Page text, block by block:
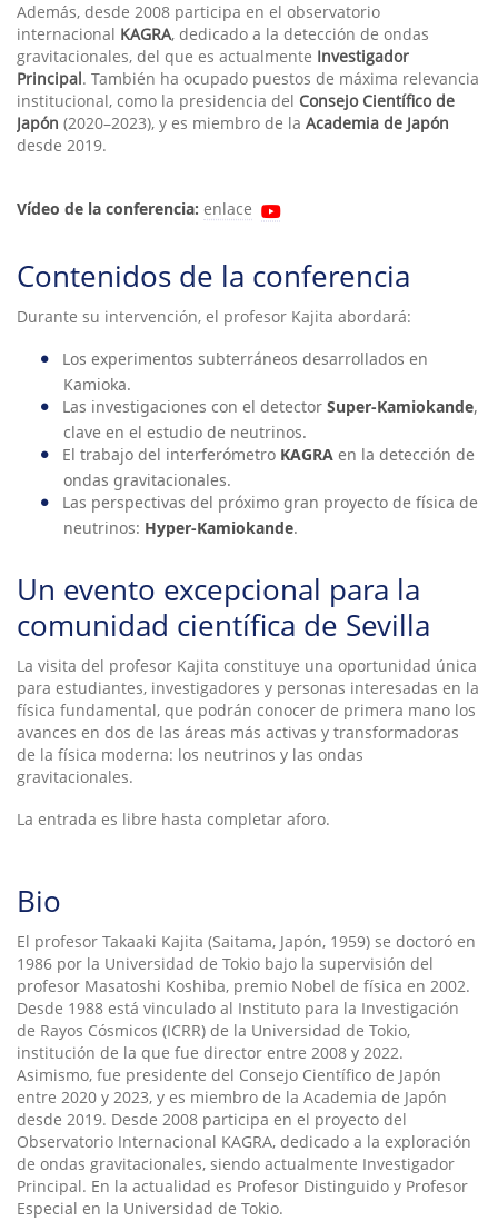
Además, desde 2008 participa en el observatorio
internacional KAGRA, dedicado a la detección de ondas
gravitacionales, del que es actualmente Investigador
Principal. También ha ocupado puestos de máxima relevancia
institucional, como la presidencia del Consejo Científico de
Japón (2020–2023), y es miembro de la Academia de Japón
desde 2019.
Vídeo de la conferencia: enlace
Contenidos de la conferencia
Durante su intervención, el profesor Kajita abordará:
Los experimentos subterráneos desarrollados en
Kamioka.
Las investigaciones con el detectorSuper-Kamiokande,
clave en el estudio de neutrinos.
El trabajo del interferómetro KAGRA en la detección de
ondas gravitacionales.
Las perspectivas del próximo gran proyecto de física de
neutrinos: Hyper-Kamiokande.
Un evento excepcional para la
comunidad científica de Sevilla
La visita del profesor Kajita constituye una oportunidad única
para estudiantes, investigadores y personas interesadas en la
física fundamental, que podrán conocer de primera mano los
avances en dos de las áreas más activas y transformadoras
de la física moderna: los neutrinos y las ondas
gravitacionales.
La entrada es libre hasta completar aforo.
Bio
El profesor Takaaki Kajita (Saitama, Japón, 1959) se doctoró en
1986 por la Universidad de Tokio bajo la supervisión del
profesor Masatoshi Koshiba, premio Nobel de física en 2002.
Desde 1988 está vinculado al Instituto para la Investigación
de Rayos Cósmicos (ICRR) de la Universidad de Tokio,
institución de la que fue director entre 2008 y 2022.
Asimismo, fue presidente del Consejo Científico de Japón
entre 2020 y 2023, y es miembro de la Academia de Japón
desde 2019. Desde 2008 participa en el proyecto del
Observatorio Internacional KAGRA, dedicado a la exploración
de ondas gravitacionales, siendo actualmente Investigador
Principal. En la actualidad es Profesor Distinguido y Profesor
Especial en la Universidad de Tokio.